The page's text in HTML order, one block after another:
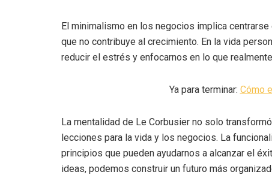
El minimalismo en los negocios implica
que no contribuye al crecimiento. En la vida
reducir el estrés y enfocarnos en lo que
Ya para terminar: Cómo
La mentalidad de Le Corbusier no solo
lecciones para la vida y los negocios. La
principios que pueden ayudarnos a alcanzar el
ideas, podemos construir un futuro más